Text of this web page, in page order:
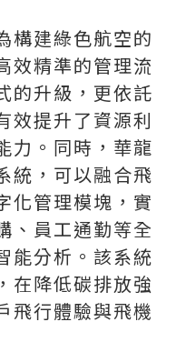
構建綠色航空的
效精準的管理流
的升級，更依託
效提升了資源利
力。同時，華龍
統，可以融合飛
化管理模塊，實
、員工通勤等全
能分析。該系統
在降低碳排放強
飛行體驗與飛機